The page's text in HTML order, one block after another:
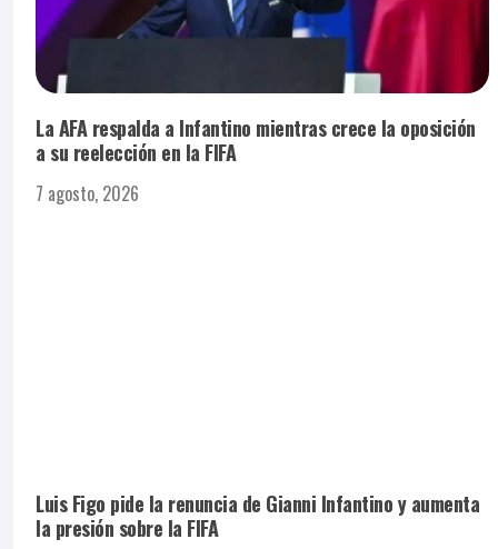
La AFA respalda a Infantino mientras crece la oposición
a su reelección en la FIFA
7 agosto, 2026
Luis Figo pide la renuncia de Gianni Infantino y aumenta
la presión sobre la FIFA